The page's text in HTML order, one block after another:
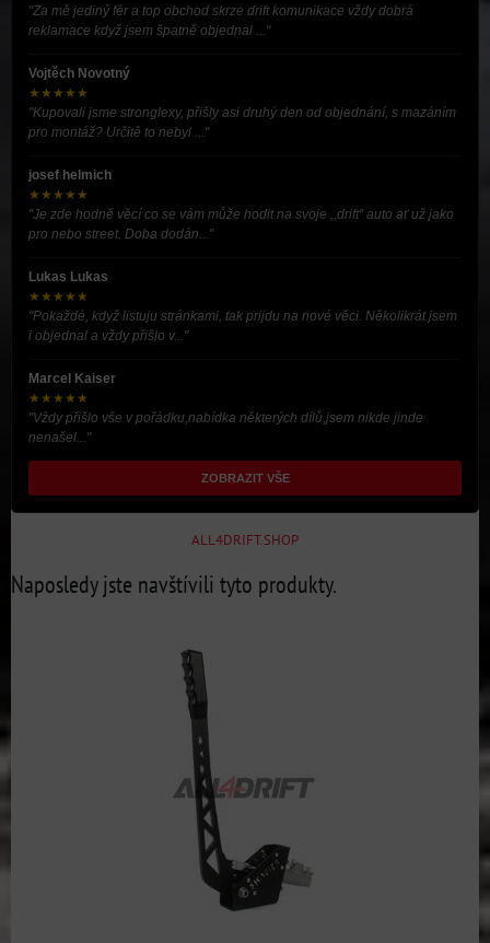
"Za mě jediný fér a top obchod skrze drift komunikace vždy dobrá
reklamace když jsem špatně objednal ..."
Vojtěch Novotný
★★★★★
"Kupovali jsme stronglexy, přišly asi druhý den od objednání, s mazáním
pro montáž? Určitě to nebyl ..."
josef helmich
★★★★★
"Je zde hodně věcí co se vám může hodit na svoje ,,drift” auto ať už jako
pro nebo street. Doba dodán..."
Lukas Lukas
★★★★★
"Pokaždé, když listuju stránkami, tak prijdu na nové věci. Několikrát jsem
i objednal a vždy přišlo v..."
Marcel Kaiser
★★★★★
"Vždy přišlo vše v pořádku,nabídka některých dílů,jsem nikde jinde
nenašel..."
ZOBRAZIT VŠE
ALL4DRIFT.SHOP
Naposledy jste navštívili tyto produkty.